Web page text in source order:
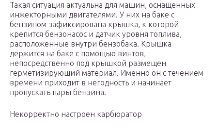
Такая ситуация актуальна для машин, оснащенных
инжекторными двигателями. У них на баке с
бензином зафиксирована крышка, к которой
крепится бензонасос и датчик уровня топлива,
расположенные внутри бензобака. Крышка
держится на баке с помощью винтов,
непосредственно под крышкой размещен
герметизирующий материал. Именно он с течением
времени приходит в негодность и начинает
пропускать пары бензина.
Некорректно настроен карбюратор